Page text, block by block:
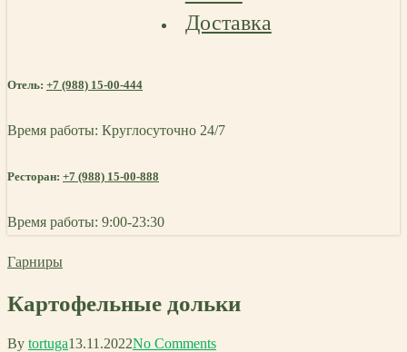
Доставка
Отель: +7 (988) 15-00-444
Время работы: Круглосуточно 24/7
Ресторан: +7 (988) 15-00-888
Время работы: 9:00-23:30
Гарниры
Картофельные дольки
By tortuga13.11.2022No Comments